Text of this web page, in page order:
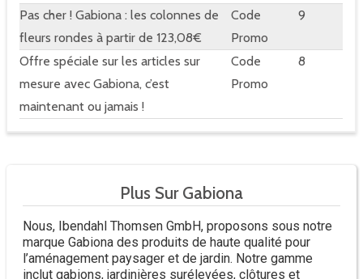
Pas cher ! Gabiona : les colonnes de
fleurs rondes à partir de 123,08€
Code
Promo
9
Offre spéciale sur les articles sur
mesure avec Gabiona, c’est
maintenant ou jamais !
Code
Promo
8
Plus Sur Gabiona
Nous, Ibendahl Thomsen GmbH, proposons sous notre
marque Gabiona des produits de haute qualité pour
l’aménagement paysager et de jardin. Notre gamme
inclut gabions, jardinières surélevées, clôtures et